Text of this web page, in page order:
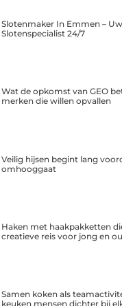
Slotenmaker In Emmen –
Slotenspecialist 24/7
Wat de opkomst van GEO
merken die willen opvallen
Veilig hijsen begint lang
omhooggaat
Haken met haakpakketten
creatieve reis voor jong en
Samen koken als
keuken mensen dichter bij